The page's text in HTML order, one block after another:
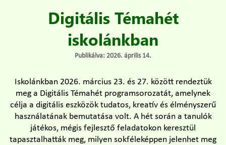
Digitális Témahét
iskolánkban
Publikálva: 2026. április 14.
Iskolánkban 2026. március 23. és 27. között rendeztük
meg a Digitális Témahét programsorozatát, amelynek
célja a digitális eszközök tudatos, kreatív és élményszerű
használatának bemutatása volt. A hét során a tanulók
játékos, mégis fejlesztő feladatokon keresztül
tapasztalhatták meg, milyen sokféleképpen jelenhet meg